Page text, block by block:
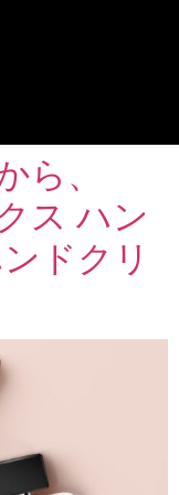
ら、
ス ハン
ドクリ